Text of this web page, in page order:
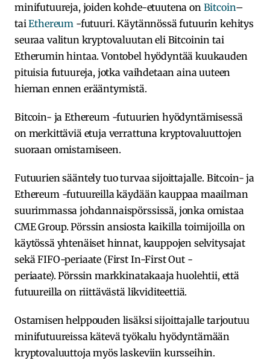
minifutuureja, joiden kohde-etuutena on Bitcoin–
taiEthereum -futuuri. Käytännössä futuurin kehitys
seuraa valitun kryptovaluutan eli Bitcoinin tai
Etherumin hintaa. Vontobel hyödyntää kuukauden
pituisia futuureja, jotka vaihdetaan aina uuteen
hieman ennen erääntymistä.
Bitcoin- ja Ethereum -futuurien hyödyntämisessä
on merkittäviä etuja verrattuna kryptovaluuttojen
suoraan omistamiseen.
Futuurien sääntely tuo turvaa sijoittajalle. Bitcoin- ja
Ethereum -futuureilla käydään kauppaa maailman
suurimmassa johdannaispörssissä, jonka omistaa
CME Group. Pörssin ansiosta kaikilla toimijoilla on
käytössä yhtenäiset hinnat, kauppojen selvitysajat
sekä FIFO-periaate (First In-First Out -
periaate). Pörssin markkinatakaaja huolehtii, että
futuureilla on riittävästä likviditeettiä.
Ostamisen helppouden lisäksi sijoittajalle tarjoutuu
minifutuureissa kätevä työkalu hyödyntämään
kryptovaluuttoja myös laskeviin kursseihin.